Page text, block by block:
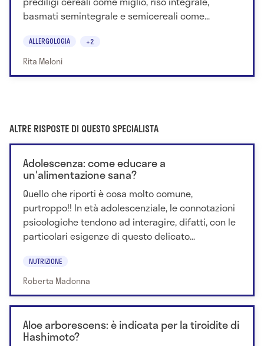
basmati semintegrale e semicereali come...
ALLERGOLOGIA +2
Rita Meloni
ALTRE RISPOSTE DI QUESTO SPECIALISTA
Adolescenza: come educare a
un'alimentazione sana?
Quello che riporti è cosa molto comune,
purtroppo!! In età adolescenziale, le connotazioni
psicologiche tendono ad interagire, difatti, con le
particolari esigenze di questo delicato...
NUTRIZIONE
Roberta Madonna
Aloe arborescens: è indicata per la tiroidite di
Hashimoto?